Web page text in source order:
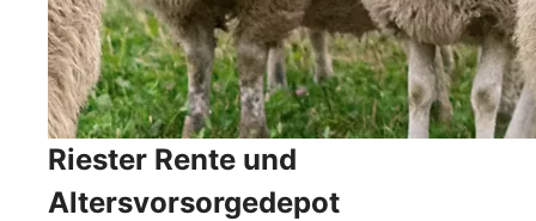
Riester Rente und
Altersvorsorgedepot